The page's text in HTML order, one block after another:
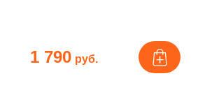
1 790 руб.